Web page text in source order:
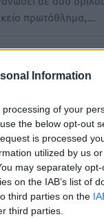
Information
of your
the below opt-out
is processed
utilized by us
may separately
on the IAB’s list of
third parties on the
third parties.
πρωτάθλημα,…
του τουρνουά
Δωδεκανήσου
το τουρνουά
(U11), το οποίο…